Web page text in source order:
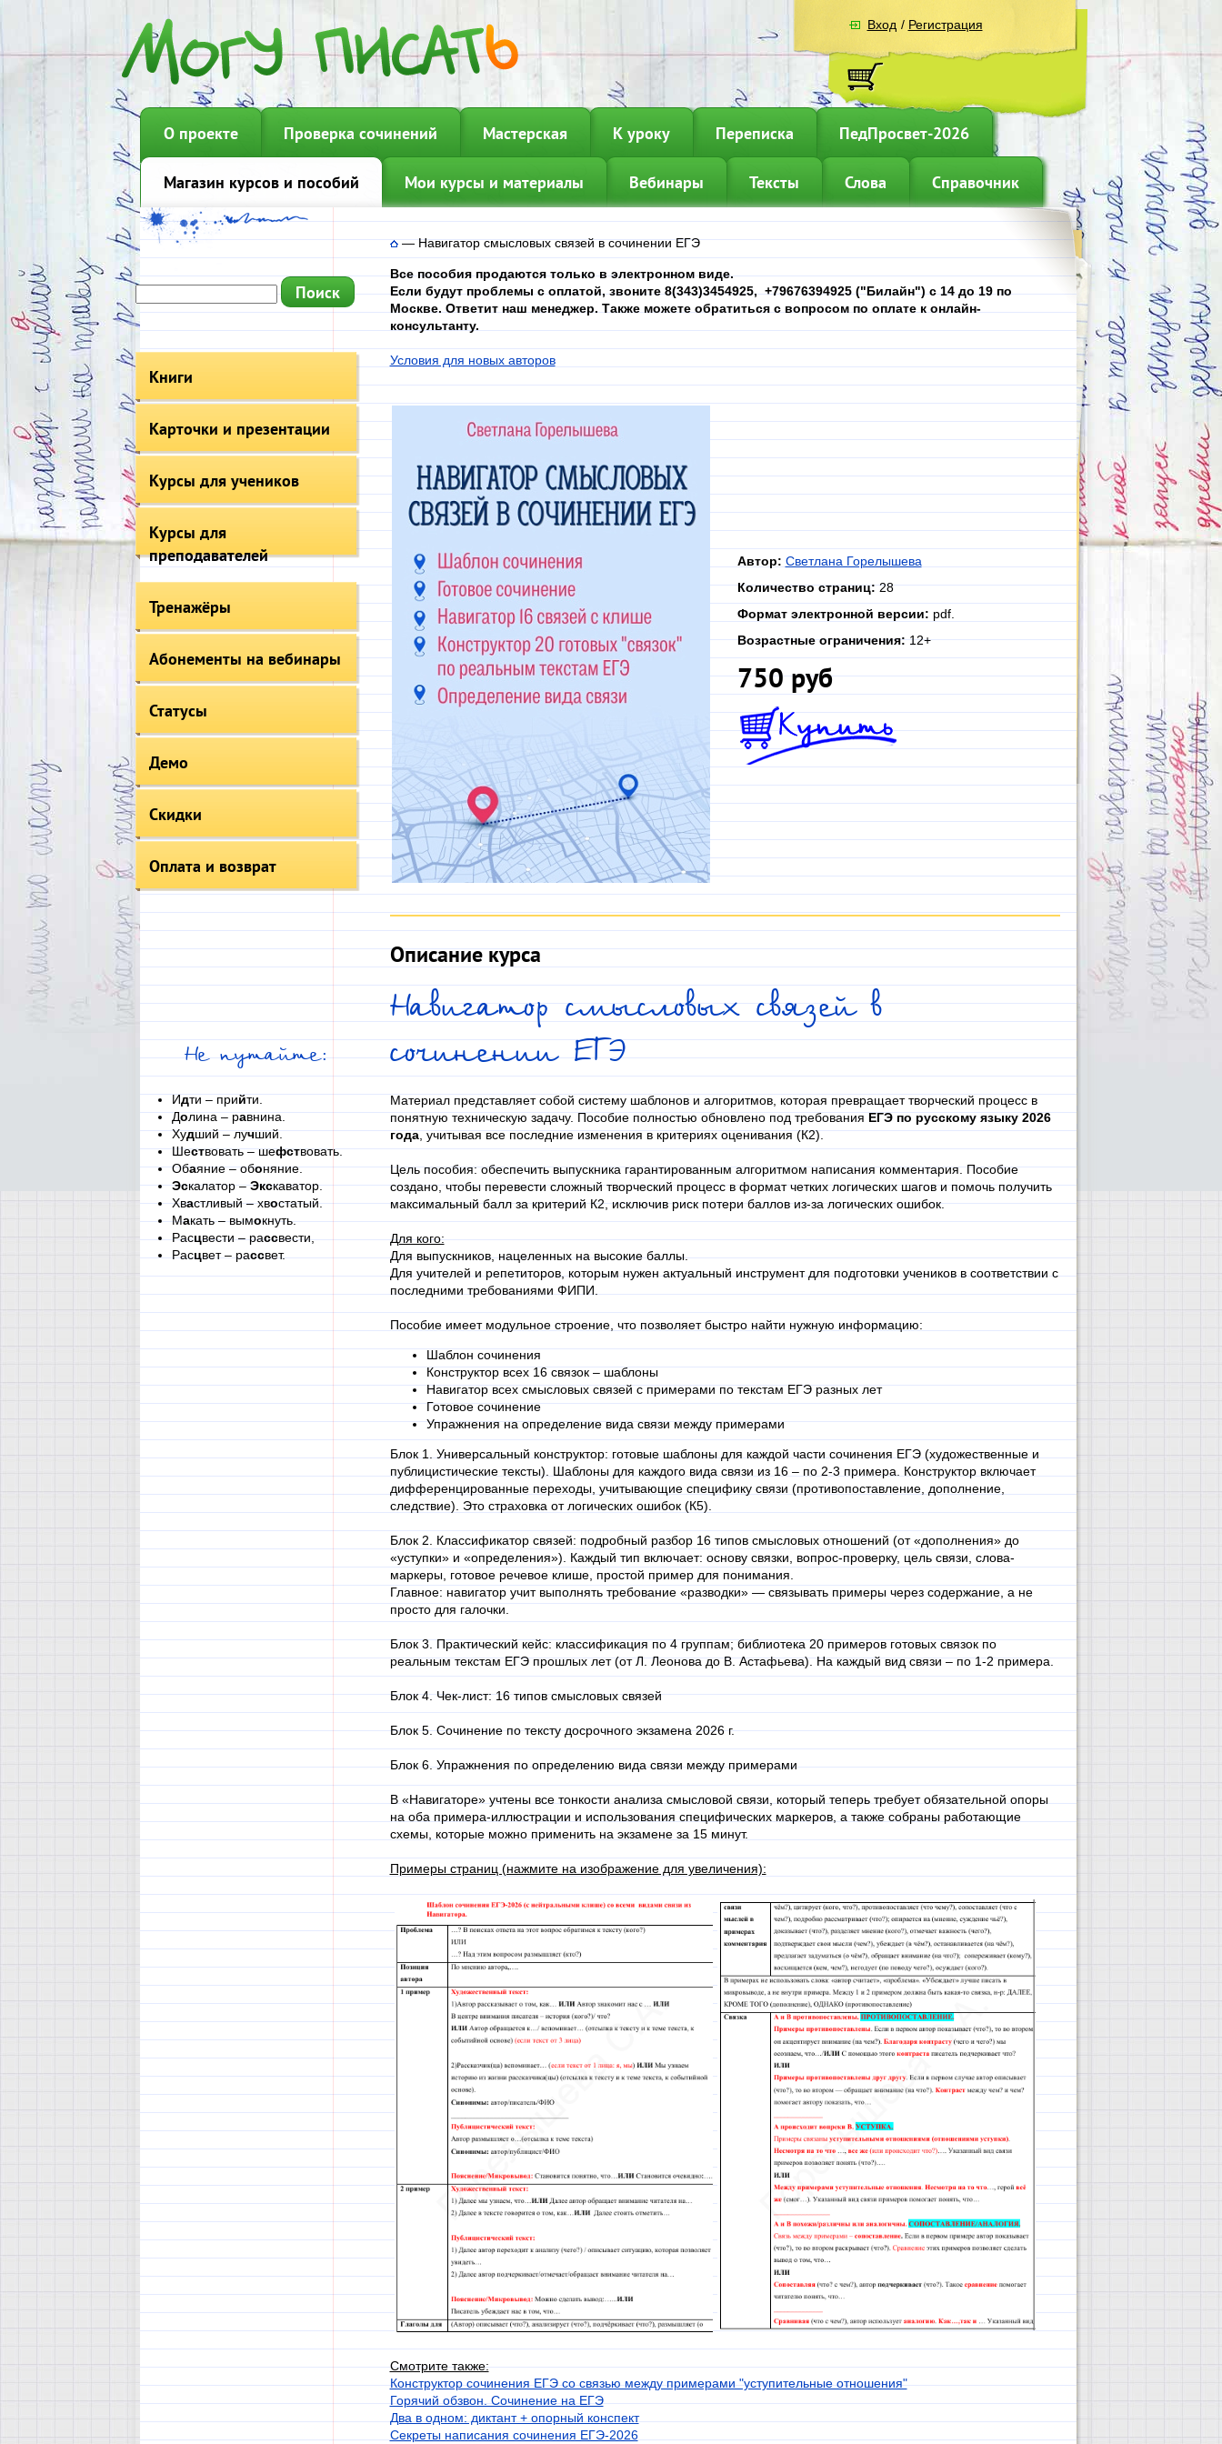
Вход / Регистрация
О проекте Проверка сочинений Мастерская К уроку Переписка ПедПросвет-2026
Магазин курсов и пособий Мои курсы и материалы Вебинары Тексты Слова Справочник
Книги
Карточки и презентации
Курсы для учеников
Курсы для
преподавателей
Тренажёры
Абонементы на вебинары
Статусы
Демо
Скидки
Оплата и возврат
Не путайте:
Идти – прийти.
Долина – равнина.
Худший – лучший.
Шествовать – шефствовать.
Обаяние – обоняние.
Эскалатор –Экскаватор.
Хвастливый – хвостатый.
Макать – вымокнуть.
Расцвести – рассвести,
Расцвет – рассвет.
—Навигатор смысловых связей в сочинении ЕГЭ
Все пособия продаются только в электронном виде.
Если будут проблемы с оплатой, звоните 8(343)3454925, +79676394925 ("Билайн") с 14 до 19 по
Москве. Ответит наш менеджер. Также можете обратиться с вопросом по оплате к онлайн-
консультанту.
Условия для новых авторов
Автор: Светлана Горелышева
Количество страниц: 28
Формат электронной версии: pdf.
Возрастные ограничения: 12+
750 руб
Описание курса
Навигатор смысловых связей в
сочинении ЕГЭ
Материал представляет собой систему шаблонов и алгоритмов, которая превращает творческий процесс в
понятную техническую задачу. Пособие полностью обновлено под требованияЕГЭ по русскому языку 2026
года, учитывая все последние изменения в критериях оценивания (К2).
Цель пособия: обеспечить выпускника гарантированным алгоритмом написания комментария. Пособие
создано, чтобы перевести сложный творческий процесс в формат четких логических шагов и помочь получить
максимальный балл за критерий К2, исключив риск потери баллов из-за логических ошибок.
Для кого:
Для выпускников, нацеленных на высокие баллы.
Для учителей и репетиторов, которым нужен актуальный инструмент для подготовки учеников в соответствии с
последними требованиями ФИПИ.
Пособие имеет модульное строение, что позволяет быстро найти нужную информацию:
Шаблон сочинения
Конструктор всех 16 связок – шаблоны
Навигатор всех смысловых связей с примерами по текстам ЕГЭ разных лет
Готовое сочинение
Упражнения на определение вида связи между примерами
Блок 1. Универсальный конструктор: готовые шаблоны для каждой части сочинения ЕГЭ (художественные и
публицистические тексты). Шаблоны для каждого вида связи из 16 – по 2-3 примера. Конструктор включает
дифференцированные переходы, учитывающие специфику связи (противопоставление, дополнение,
следствие). Это страховка от логических ошибок (К5).
Блок 2. Классификатор связей: подробный разбор 16 типов смысловых отношений (от «дополнения» до
«уступки» и «определения»). Каждый тип включает: основу связки, вопрос-проверку, цель связи, слова-
маркеры, готовое речевое клише, простой пример для понимания.
Главное: навигатор учит выполнять требование «разводки» — связывать примеры через содержание, а не
просто для галочки.
Блок 3. Практический кейс: классификация по 4 группам; библиотека 20 примеров готовых связок по
реальным текстам ЕГЭ прошлых лет (от Л. Леонова до В. Астафьева). На каждый вид связи – по 1-2 примера.
Блок 4. Чек-лист: 16 типов смысловых связей
Блок 5. Сочинение по тексту досрочного экзамена 2026 г.
Блок 6. Упражнения по определению вида связи между примерами
В «Навигаторе» учтены все тонкости анализа смысловой связи, который теперь требует обязательной опоры
на оба примера-иллюстрации и использования специфических маркеров, а также собраны работающие
схемы, которые можно применить на экзамене за 15 минут.
Примеры страниц (нажмите на изображение для увеличения):
Смотрите также:
Конструктор сочинения ЕГЭ со связью между примерами "уступительные отношения"
Горячий обзвон. Сочинение на ЕГЭ
Два в одном: диктант + опорный конспект
Секреты написания сочинения ЕГЭ-2026